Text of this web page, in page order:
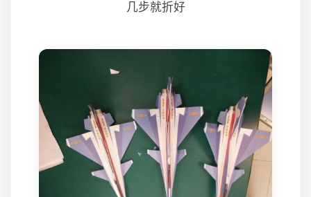
几步就折好